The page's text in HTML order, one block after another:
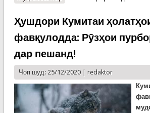
тасмим гирифтанд
кунанд
Ҳушдори Кумитаи
фавқулодда: Рӯзҳои
дар пешанд!
Чоп шуд: 25/12/2020 | redaktor